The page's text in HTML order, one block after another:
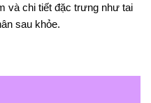
và chi tiết đặc trưng như tai
sau khỏe.